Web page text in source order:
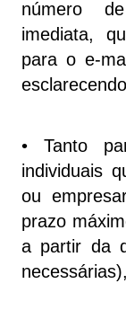
número
imediata,
para o e-
• Tanto
individuais
ou
prazo
a partir da